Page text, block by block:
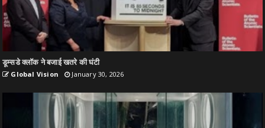
डूम्सडे क्लॉक ने बजाई खतरे की घंटी
Global Vision January 30, 2026